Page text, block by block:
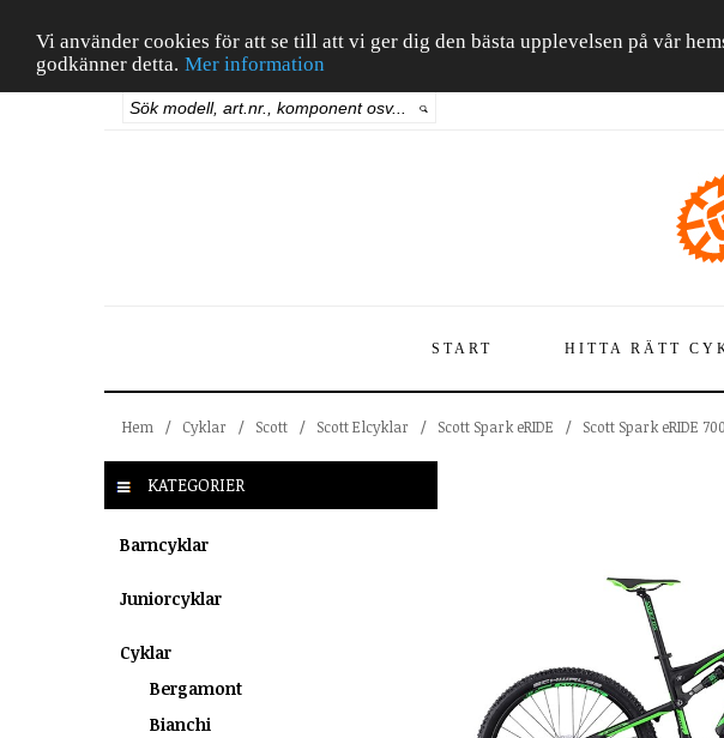
Vi använder cookies för att se till att vi ger dig den bästa upplevelsen på vår
godkänner detta. Mer information
START HITTA RÄTT
Hem / Cyklar / Scott / Scott Elcyklar / Scott Spark eRIDE / Scott Spark eRIDE
KATEGORIER
Barncyklar
Juniorcyklar
Cyklar
Bergamont
Bianchi